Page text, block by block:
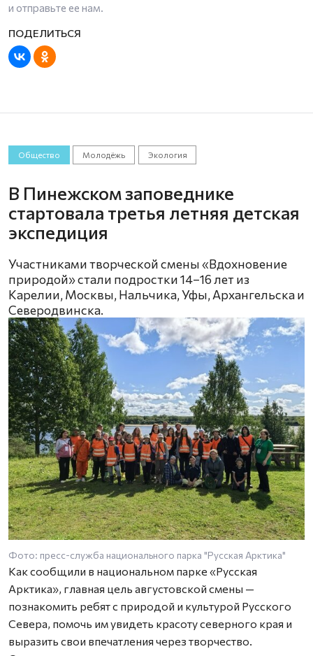
и отправьте ее нам.
Общество Молодёжь Экология
В Пинежском заповеднике
стартовала третья летняя детская
экспедиция
Участниками творческой смены «Вдохновение
природой» стали подростки 14–16 лет из
Карелии, Москвы, Нальчика, Уфы, Архангельска и
Северодвинска.
Фото: пресс-служба национального парка "Русская Арктика"
Как сообщили в национальном парке «Русская
Арктика», главная цель августовской смены —
познакомить ребят с природой и культурой Русского
Севера, помочь им увидеть красоту северного края и
выразить свои впечатления через творчество.